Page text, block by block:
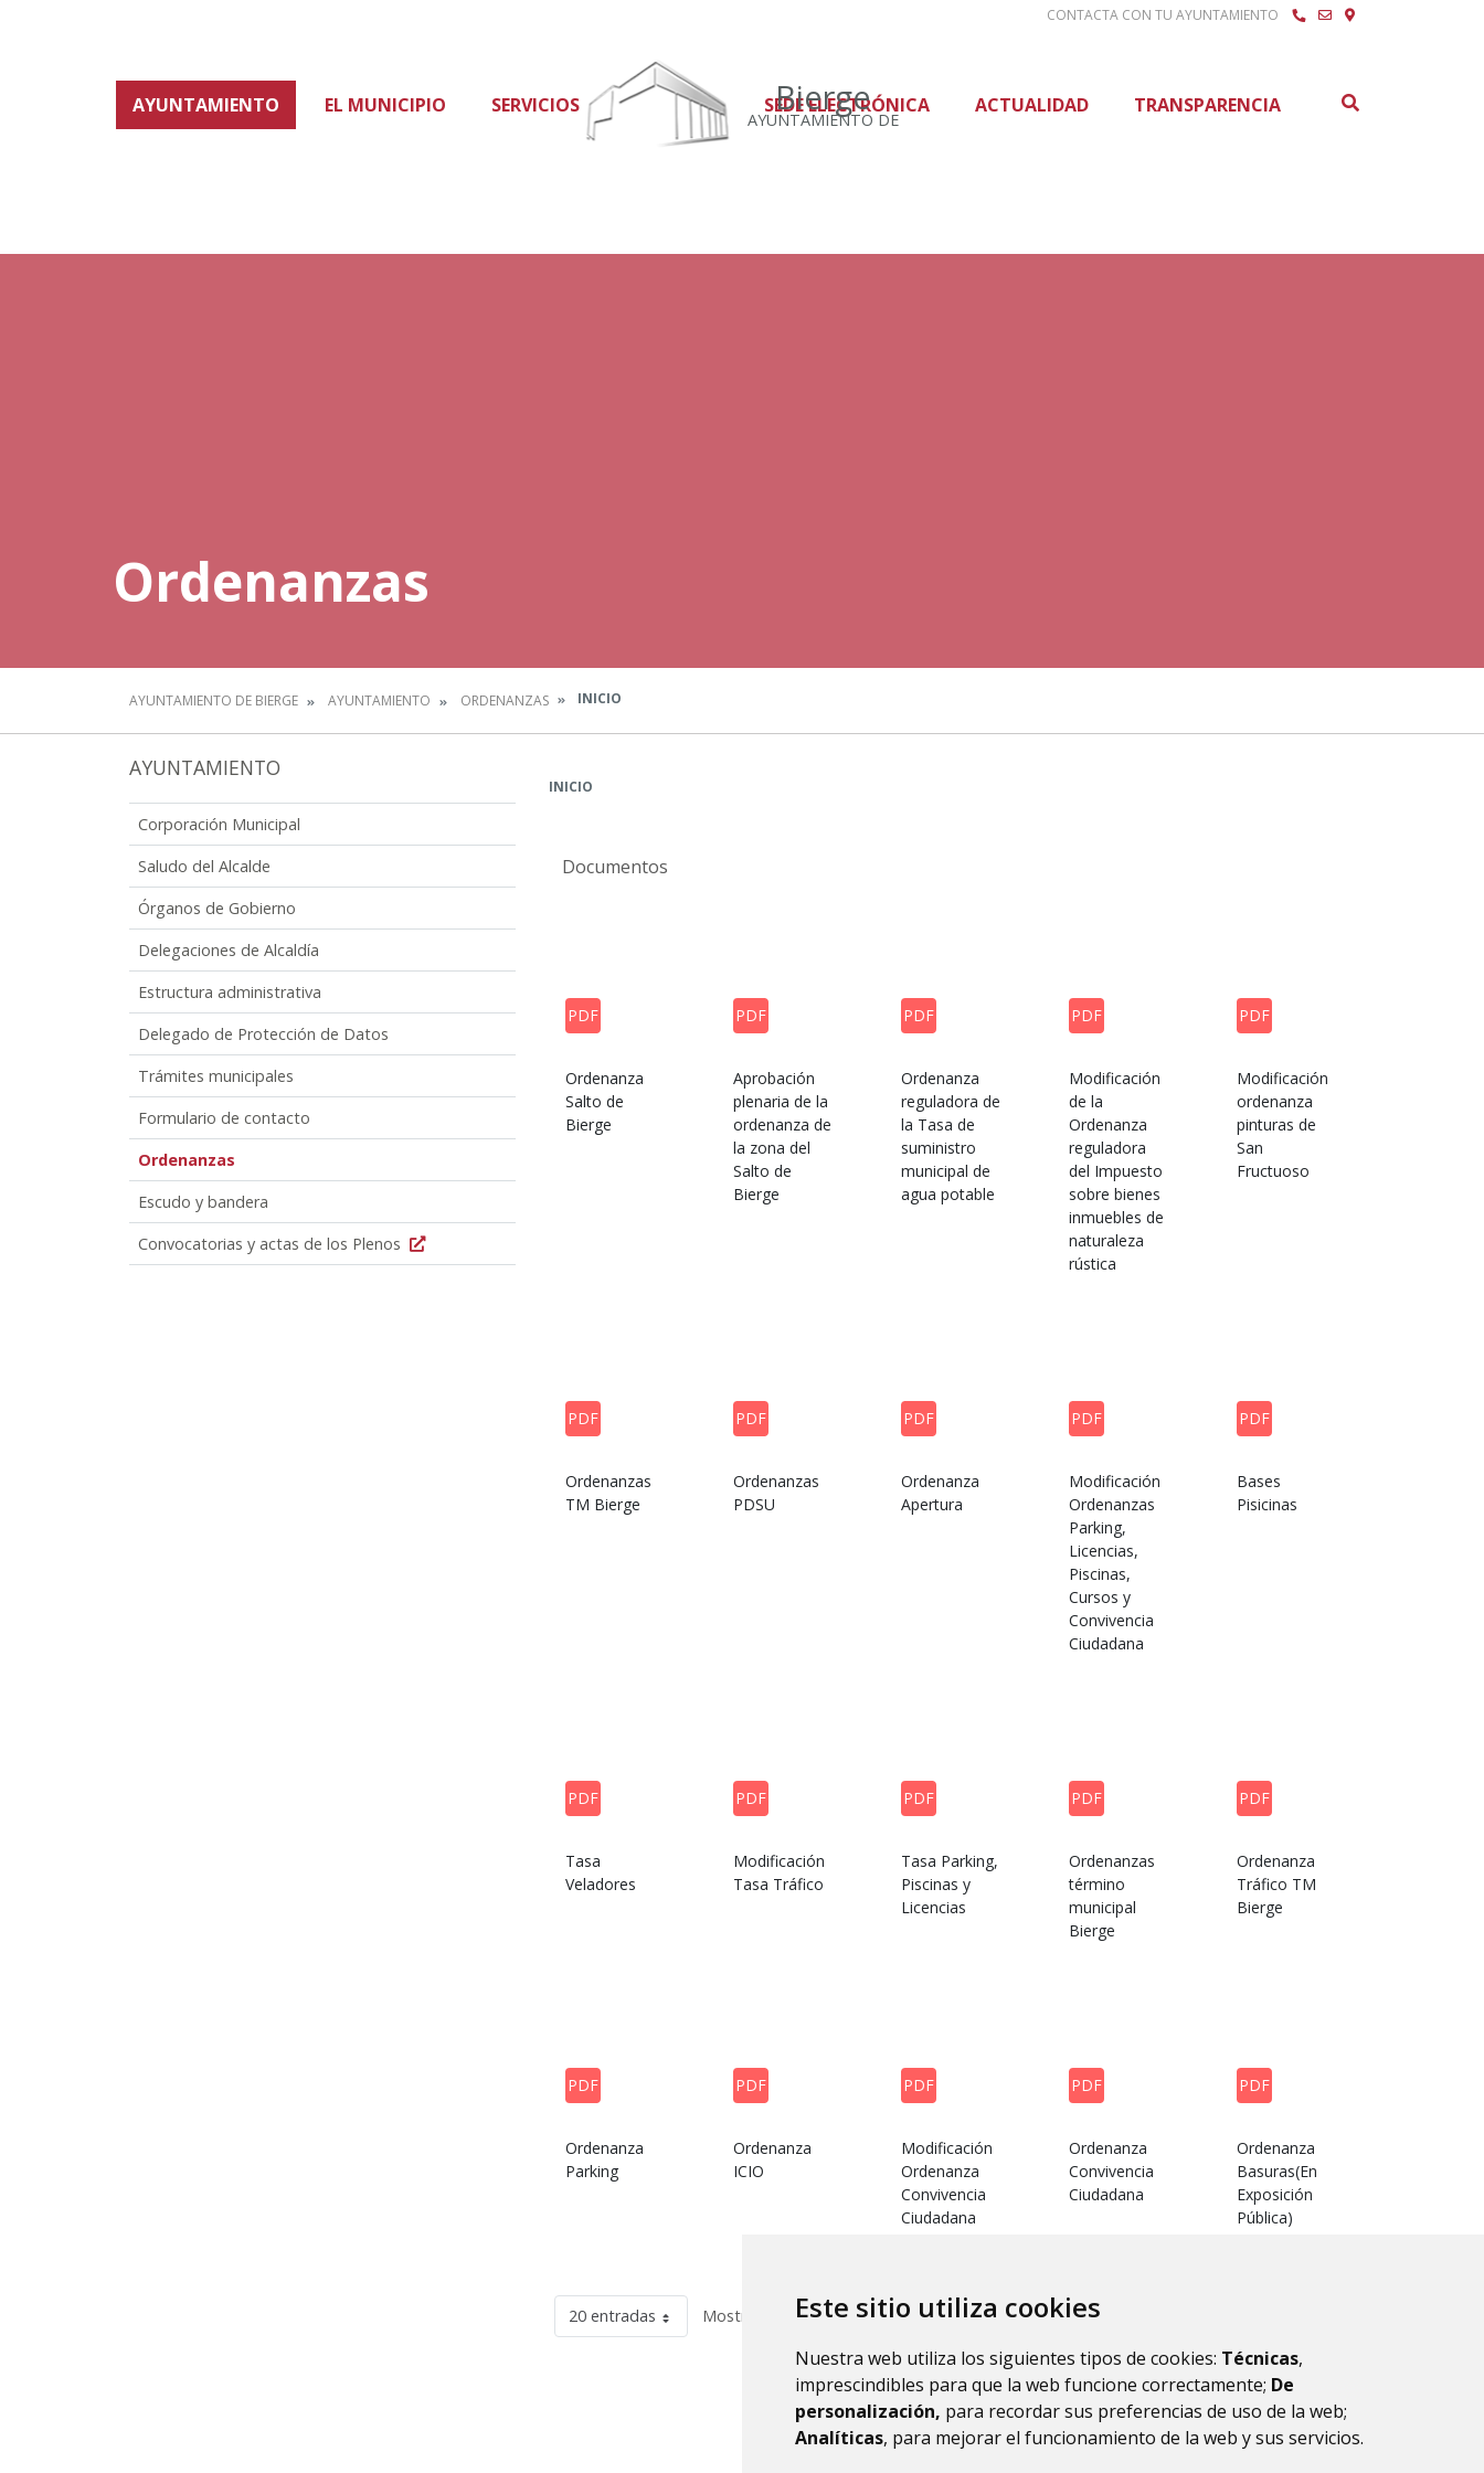
Este sitio utiliza cookies
Nuestra web utiliza los siguientes tipos de cookies: Técnicas,
imprescindibles para que la web funcione correctamente; De
personalización, para recordar sus preferencias de uso de la web;
Analíticas, para mejorar el funcionamiento de la web y sus servicios.
CONTACTA CON TU AYUNTAMIENTO
Bierge
AYUNTAMIENTO DE
AYUNTAMIENTO EL MUNICIPIO SERVICIOS SEDE ELECTRÓNICA ACTUALIDAD TRANSPARENCIA
Ordenanzas
AYUNTAMIENTO DE BIERGE AYUNTAMIENTO ORDENANZAS INICIO
AYUNTAMIENTO
Corporación Municipal
Saludo del Alcalde
Órganos de Gobierno
Delegaciones de Alcaldía
Estructura administrativa
Delegado de Protección de Datos
Trámites municipales
Formulario de contacto
Ordenanzas
Escudo y bandera
Convocatorias y actas de los Plenos
INICIO
Documentos
PDF
Ordenanza
Salto de
Bierge
PDF
Aprobación
plenaria de la
ordenanza de
la zona del
Salto de
Bierge
PDF
Ordenanza
reguladora de
la Tasa de
suministro
municipal de
agua potable
PDF
Modificación
de la
Ordenanza
reguladora
del Impuesto
sobre bienes
inmuebles de
naturaleza
rústica
PDF
Modificación
ordenanza
pinturas de
San
Fructuoso
PDF
Ordenanzas
TM Bierge
PDF
Ordenanzas
PDSU
PDF
Ordenanza
Apertura
PDF
Modificación
Ordenanzas
Parking,
Licencias,
Piscinas,
Cursos y
Convivencia
Ciudadana
PDF
Bases
Pisicinas
PDF
Tasa
Veladores
PDF
Modificación
Tasa Tráfico
PDF
Tasa Parking,
Piscinas y
Licencias
PDF
Ordenanzas
término
municipal
Bierge
PDF
Ordenanza
Tráfico TM
Bierge
PDF
Ordenanza
Parking
PDF
Ordenanza
ICIO
PDF
Modificación
Ordenanza
Convivencia
Ciudadana
PDF
Ordenanza
Convivencia
Ciudadana
PDF
Ordenanza
Basuras(En
Exposición
Pública)
20 entradas Mostrando el intervalo 1 - 20 de 32 resultados.